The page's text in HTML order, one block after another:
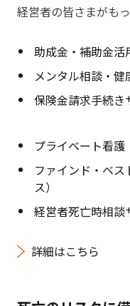
経営者の皆さまがも
助成金・補助金活
メンタル相談・
保険金請求手続き
プライベート看護
ファインド・ベ
ス）
経営者死亡時相談
詳細はこちら